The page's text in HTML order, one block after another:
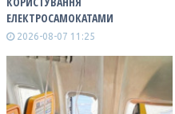
ЕЛЕКТРОСАМОКАТАМИ
2026-08-07 11:25